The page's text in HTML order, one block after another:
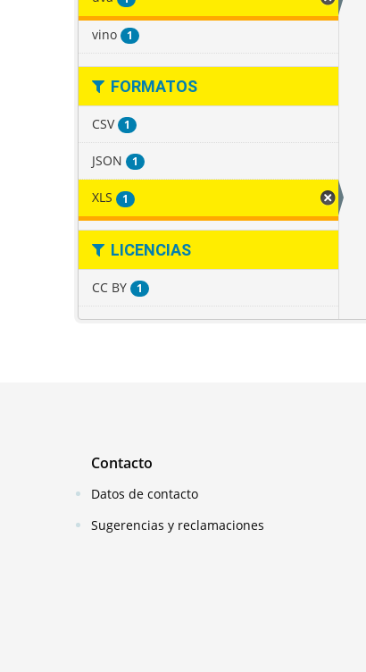
vino 1
FORMATOS
CSV 1
JSON 1
XLS 1
LICENCIAS
CC BY 1
Contacto
Datos de contacto
Sugerencias y reclamaciones